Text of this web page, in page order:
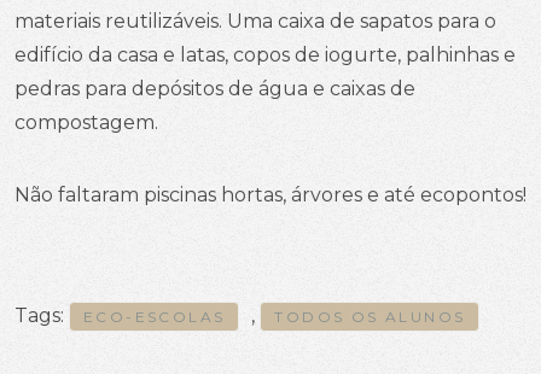
materiais reutilizáveis. Uma caixa de sapatos para o
edifício da casa e latas, copos de iogurte, palhinhas e
pedras para depósitos de água e caixas de
compostagem.
Não faltaram piscinas hortas, árvores e até ecopontos!
Tags: ECO-ESCOLAS , TODOS OS ALUNOS